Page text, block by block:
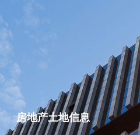
房地产土地信息